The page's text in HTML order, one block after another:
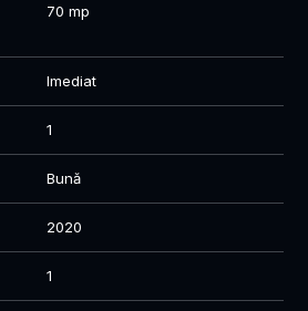
70 mp
Imediat
1
Bună
2020
1